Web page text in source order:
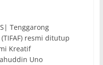
Tenggarong
resmi ditutup
Kreatif
Uno